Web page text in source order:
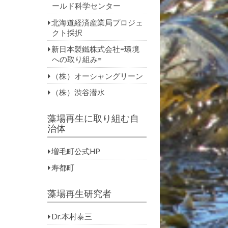
ールド科学センター
北海道経済産業局プロジェ
クト採択
新日本製鐵株式会社=環境
への取り組み=
（株）オーシャングリーン
（株）渋谷潜水
藻場再生に取り組む自
治体
増毛町公式HP
寿都町
藻場再生研究者
Dr.本村泰三